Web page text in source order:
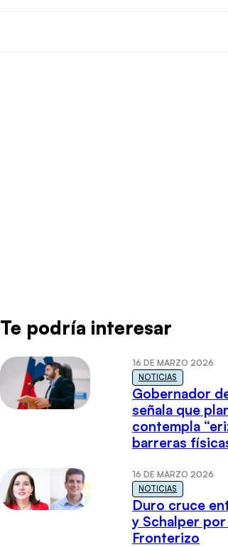
Te podría interesar
16 DE MARZO 2026
NOTICIAS
Gobernador
señala que
contempla
barreras
16 DE MARZO 2026
NOTICIAS
Duro cruce
y Schalper
Fronterizo